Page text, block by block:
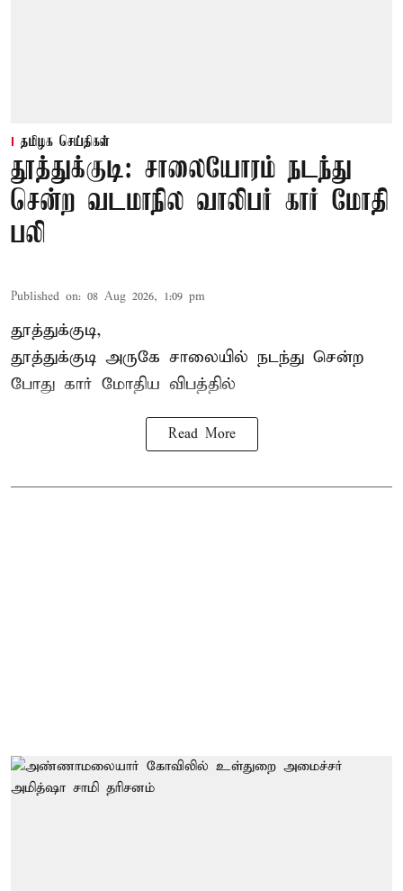
தமிழக செய்திகள்
தூத்துக்குடி: சாலையோரம் நடந்து
சென்ற வடமாநில வாலிபர் கார் மோதி
பலி
Published on: 08 Aug 2026, 1:09 pm
தூத்துக்குடி,
தூத்துக்குடி அருகே சாலையில் நடந்து சென்ற
போது கார் மோதிய விபத்தில்
Read More